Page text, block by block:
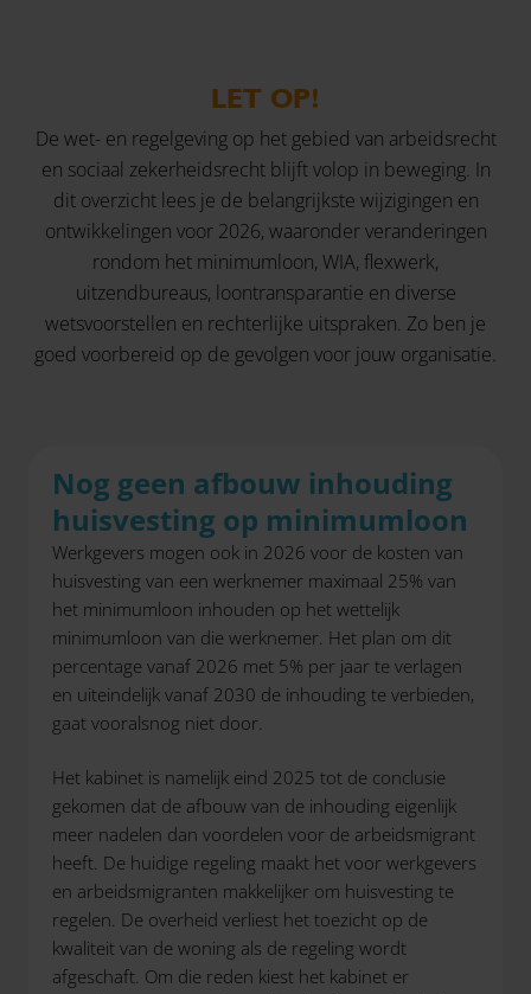
LET OP!
De wet- en regelgeving op het gebied van arbeidsrecht
en sociaal zekerheidsrecht blijft volop in beweging. In
dit overzicht lees je de belangrijkste wijzigingen en
ontwikkelingen voor 2026, waaronder veranderingen
rondom het minimumloon, WIA, flexwerk,
uitzendbureaus, loontransparantie en diverse
wetsvoorstellen en rechterlijke uitspraken. Zo ben je
goed voorbereid op de gevolgen voor jouw organisatie.
Nog geen afbouw inhouding
huisvesting op minimumloon
Werkgevers mogen ook in 2026 voor de kosten van
huisvesting van een werknemer maximaal 25% van
het minimumloon inhouden op het wettelijk
minimumloon van die werknemer. Het plan om dit
percentage vanaf 2026 met 5% per jaar te verlagen
en uiteindelijk vanaf 2030 de inhouding te verbieden,
gaat vooralsnog niet door.
Het kabinet is namelijk eind 2025 tot de conclusie
gekomen dat de afbouw van de inhouding eigenlijk
meer nadelen dan voordelen voor de arbeidsmigrant
heeft. De huidige regeling maakt het voor werkgevers
en arbeidsmigranten makkelijker om huisvesting te
regelen. De overheid verliest het toezicht op de
kwaliteit van de woning als de regeling wordt
afgeschaft. Om die reden kiest het kabinet er